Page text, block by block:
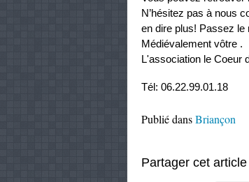
N’hésitez pas à nous
en dire plus! Passez
Médiévalement vôtre .
L'association le Coeur
Tél: 06.22.99.01.18
Publié dansBriançon
Partager cet article